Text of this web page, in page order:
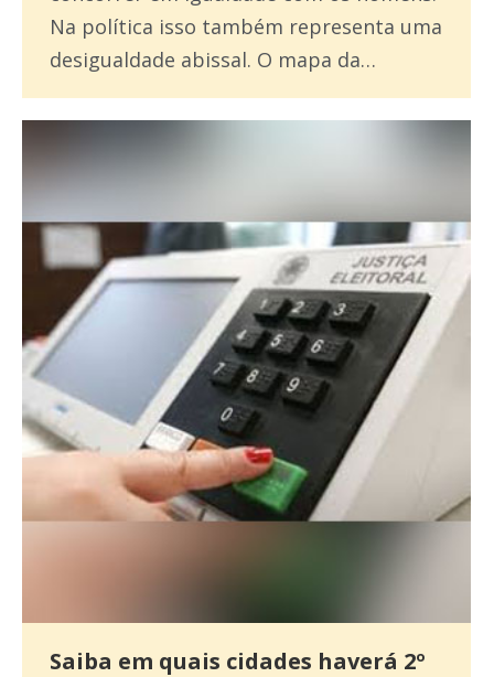
Na política isso também representa uma
desigualdade abissal. O mapa da…
Saiba em quais cidades haverá 2º